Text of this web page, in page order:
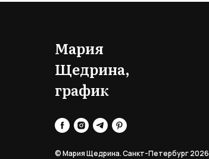
Мария
Щедрина,
график
© Мария Щедрина. Санкт-Петербург 2026